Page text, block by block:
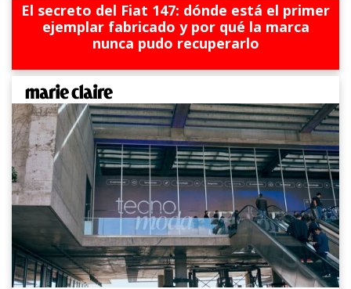
El secreto del Fiat 147: dónde está el primer
ejemplar fabricado y por qué la marca
nunca pudo recuperarlo